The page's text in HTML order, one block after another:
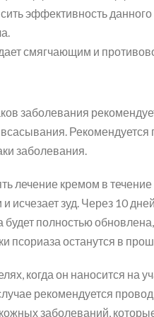
эффективность
смягчающим и
заболевания
Рекомендуется
заболевания.
кремом в течение
зуд. Через 10
полностью обновлена,
псориаза останутся в
когда он наносится на
рекомендуется
заболеваний,